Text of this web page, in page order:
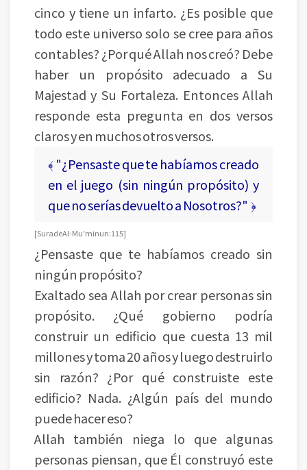
cinco y tiene un infarto. ¿Es posible que
todo este universo solo se cree para años
contables? ¿Por qué Allah nos creó? Debe
haber un propósito adecuado a Su
Majestad y Su Fortaleza. Entonces Allah
responde esta pregunta en dos versos
claros y en muchos otros versos.
﴾ "¿Pensaste que te habíamos creado
en el juego (sin ningún propósito) y
que no serías devuelto a Nosotros?" ﴿
[ Sura de Al-Mu'minun: 115 ]
¿Pensaste que te habíamos creado sin
ningún propósito?
Exaltado sea Allah por crear personas sin
propósito. ¿Qué gobierno podría
construir un edificio que cuesta 13 mil
millones y toma 20 años y luego destruirlo
sin razón? ¿Por qué construiste este
edificio? Nada. ¿Algún país del mundo
puede hacer eso?
Allah también niega lo que algunas
personas piensan, que Él construyó este